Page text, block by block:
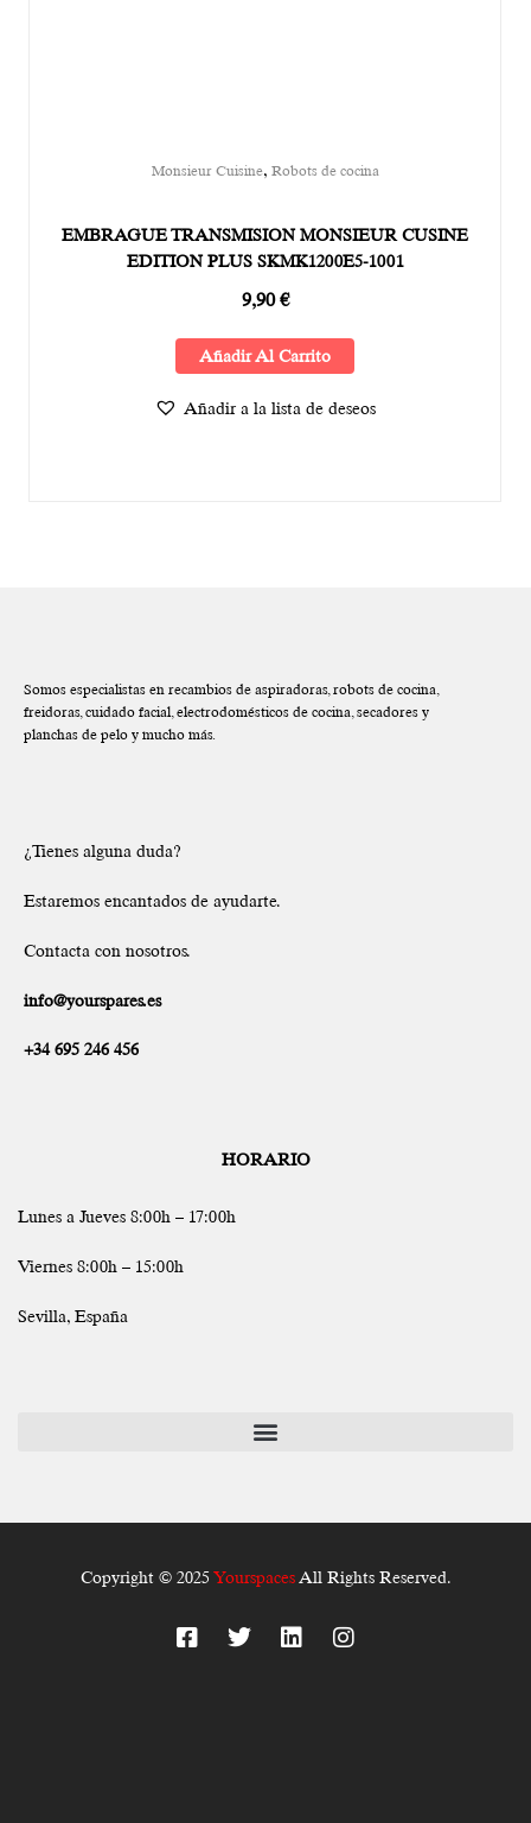
Monsieur Cuisine, Robots de cocina
EMBRAGUE TRANSMISION MONSIEUR CUSINE
EDITION PLUS SKMK1200E5-1001
9,90€
Añadir Al Carrito
Añadir a la lista de deseos
Somos especialistas en recambios de aspiradoras, robots de cocina,
freidoras, cuidado facial, electrodomésticos de cocina, secadores y
planchas de pelo y mucho más.
¿Tienes alguna duda?
Estaremos encantados de ayudarte.
Contacta con nosotros.
info@yourspares.es
+34 695 246 456
HORARIO
Lunes a Jueves 8:00h – 17:00h
Viernes 8:00h – 15:00h
Sevilla, España
Copyright © 2025 Yourspaces All Rights Reserved.